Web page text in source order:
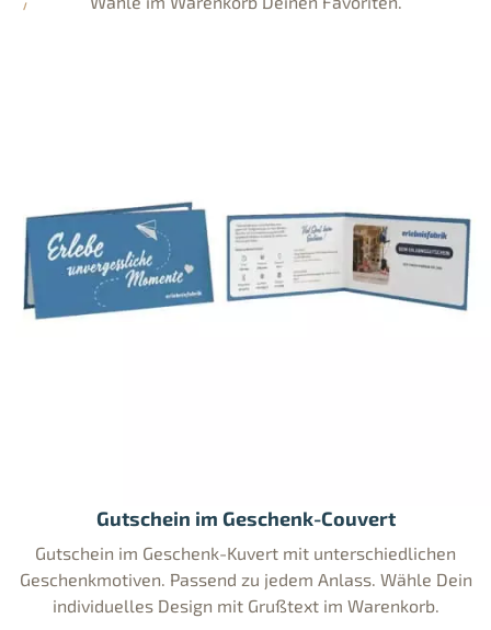
Gutschein im Geschenk-Couvert
Gutschein im Geschenk-Kuvert mit unterschiedlichen
Geschenkmotiven. Passend zu jedem Anlass. Wähle Dein
individuelles Design mit Grußtext im Warenkorb.